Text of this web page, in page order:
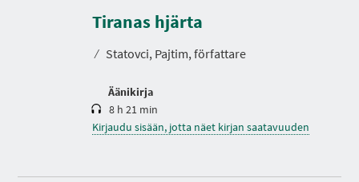
Tiranas hjärta
⁄ Statovci, Pajtim, författare
Äänikirja
s
t
8 h 21 min
Kirjaudu sisään, jotta näet kirjan saatavuuden
K